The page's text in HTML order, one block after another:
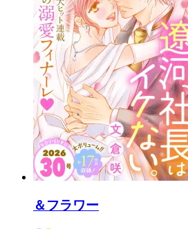
＆フラワー